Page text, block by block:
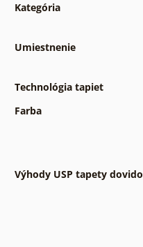
Kategória
Umiestnenie
Technológia tapiet
Farba
Výhody USP tapety dovido